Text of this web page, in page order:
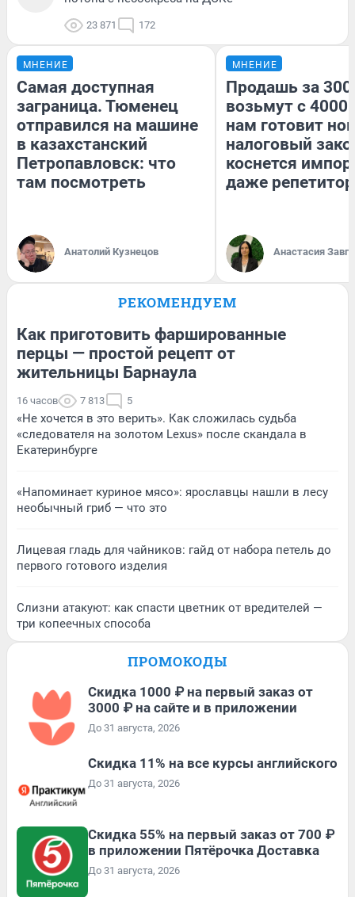
23 871 172
МНЕНИЕ
Самая доступная
заграница. Тюменец
отправился на машине
в казахстанский
Петропавловск: что
там посмотреть
Анатолий Кузнецов
МНЕНИЕ
Продашь за
возьмут с
нам готовит
налоговый
коснется
даже
Анастасия
РЕКОМЕНДУЕМ
Как приготовить фаршированные
перцы — простой рецепт от
жительницы Барнаула
16 часов 7 813 5
«Не хочется в это верить». Как сложилась судьба
«следователя на золотом Lexus» после скандала в
Екатеринбурге
«Напоминает куриное мясо»: ярославцы нашли в лесу
необычный гриб — что это
Лицевая гладь для чайников: гайд от набора петель до
первого готового изделия
Слизни атакуют: как спасти цветник от вредителей —
три копеечных способа
ПРОМОКОДЫ
Скидка 1000 ₽ на первый заказ от
3000 ₽ на сайте и в приложении
До 31 августа, 2026
Скидка 11% на все курсы английского
До 31 августа, 2026
Скидка 55% на первый заказ от 700 ₽
в приложении Пятёрочка Доставка
До 31 августа, 2026